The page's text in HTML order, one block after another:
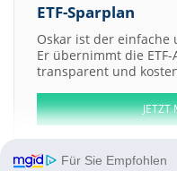
ETF-Sparplan
Oskar ist der einfache
Er übernimmt die
transparent und
JETZT
Für Sie Empfohlen